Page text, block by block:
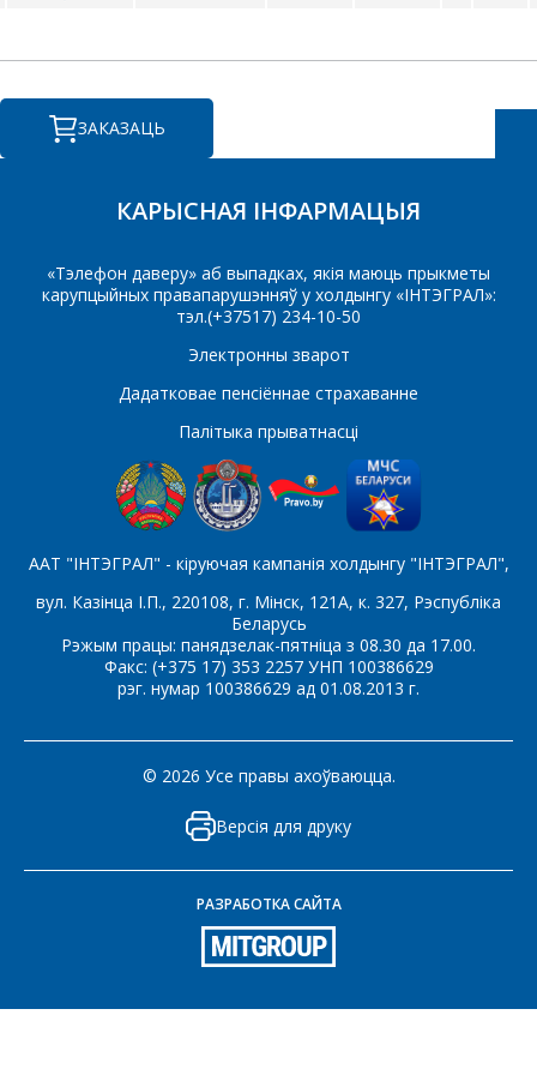
ЗАКАЗАЦЬ
КАРЫСНАЯ ІНФАРМАЦЫЯ
«Тэлефон даверу» аб выпадках, якія маюць прыкметы
карупцыйных правапарушэнняў у холдынгу «ІНТЭГРАЛ»:
тэл.(+37517) 234-10-50
Электронны зварот
Дадатковае пенсіённае страхаванне
Палітыка прыватнасці
ААТ "ІНТЭГРАЛ" - кіруючая кампанія холдынгу "ІНТЭГРАЛ",
вул. Казінца І.П., 220108, г. Мінск, 121А, к. 327, Рэспубліка
Беларусь
Рэжым працы: панядзелак-пятніца з 08.30 да 17.00.
Факс: (+375 17) 353 2257 УНП 100386629
рэг. нумар 100386629 ад 01.08.2013 г.
© 2026 Усе правы ахоўваюцца.
Версія для друку
РАЗРАБОТКА САЙТА
КАМЕРЦЫЙНАЕ
ПРАПАНОВУ.
Ваша імя
Тэлефон
Які цікавіць тавар/паслуга
Паведамленне*
*- обязательные поля
СОХРАНИТЬ